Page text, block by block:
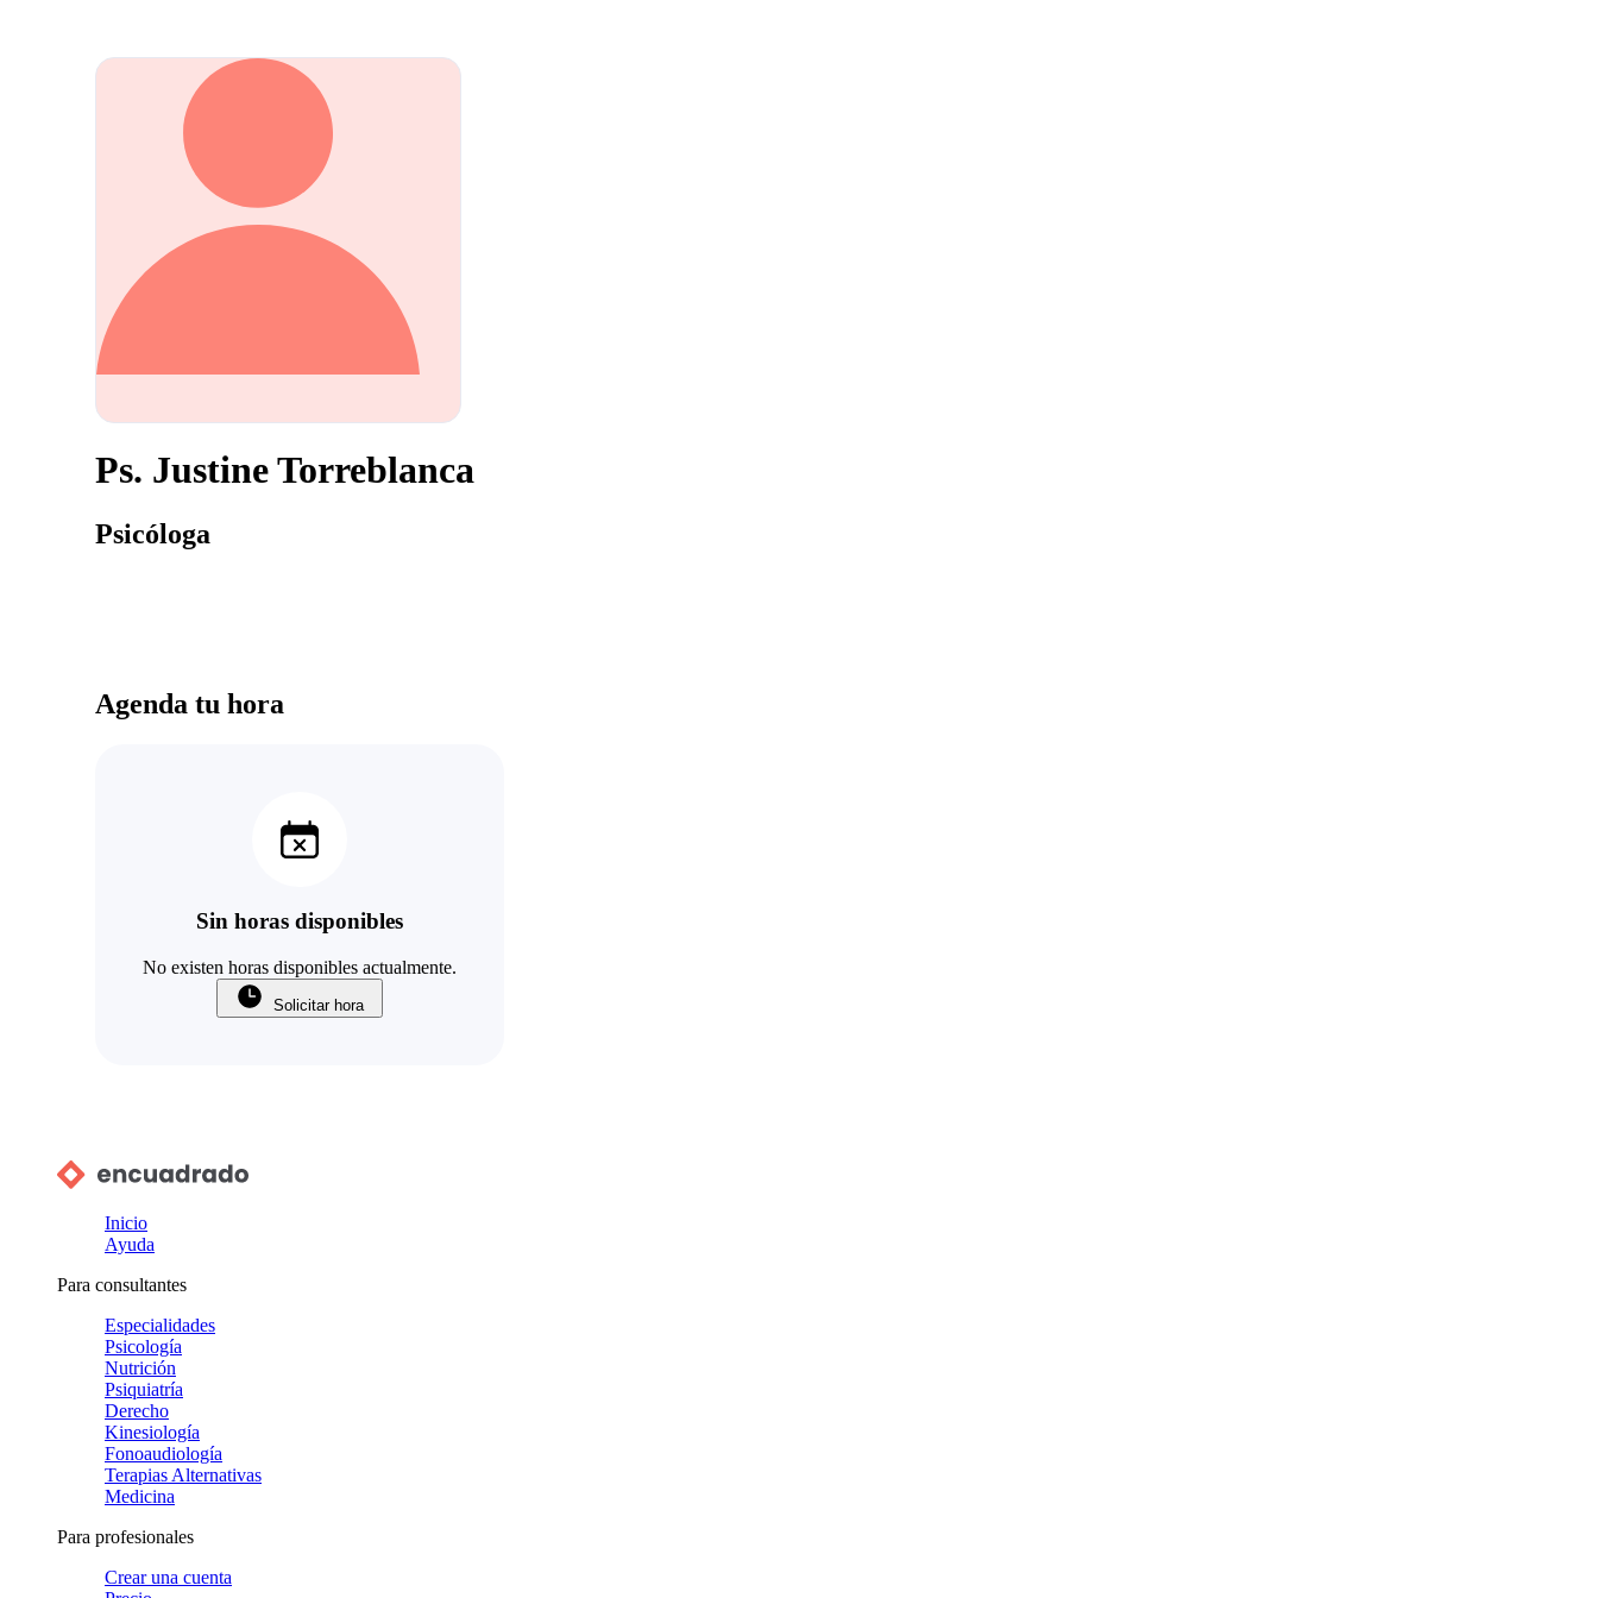
Ps. Justine Torreblanca
Psicóloga
Agenda tu hora
Sin horas disponibles
No existen horas disponibles actualmente.
Solicitar hora
Inicio
Ayuda
Para consultantes
Especialidades
Psicología
Nutrición
Psiquiatría
Derecho
Kinesiología
Fonoaudiología
Terapias Alternativas
Medicina
Para profesionales
Crear una cuenta